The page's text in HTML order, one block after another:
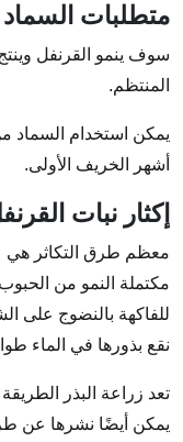
متطلبات السماد
سوف ينمو القرنفل
المنتظم.
يمكن استخدام السماد
أشهر الخريف الأولى.
إكثار نبات
معظم طرق التكاثر هي
مكتملة النمو من
للفاكهة بالنضوج
نقع بذورها في الماء
تعد زراعة البذر
يمكن أيضًا نشرها عن